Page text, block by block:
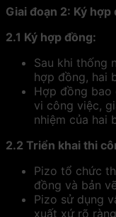
Giai đoạn 2: Ký
2.1 Ký hợp đồng:
Sau khi thống
hợp đồng, hai
Hợp đồng bao
vi công việc,
nhiệm của hai
2.2 Triển khai thi
Pizo tổ chức
đồng và bản
Pizo sử dụng
xuất xứ rõ